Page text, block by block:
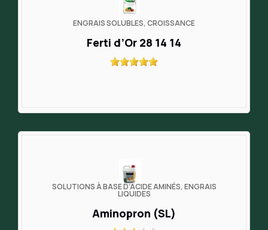
ENGRAIS SOLUBLES, CROISSANCE
Ferti d’Or 28 14 14
SOLUTIONS À BASE D’ACIDE AMINÉS, ENGRAIS
LIQUIDES
Aminopron (SL)